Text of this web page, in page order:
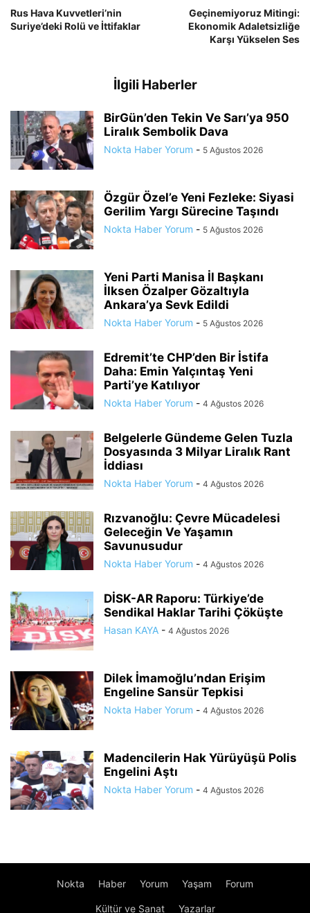
Rus Hava Kuvvetleri’nin
Suriye’deki Rolü ve İttifaklar
Geçinemiyoruz Mitingi:
Ekonomik Adaletsizliğe
Karşı Yükselen Ses
İlgili Haberler
BirGün’den Tekin Ve Sarı’ya 950
Liralık Sembolik Dava
Nokta Haber Yorum - 5 Ağustos 2026
Özgür Özel’e Yeni Fezleke: Siyasi
Gerilim Yargı Sürecine Taşındı
Nokta Haber Yorum - 5 Ağustos 2026
Yeni Parti Manisa İl Başkanı
İlksen Özalper Gözaltıyla
Ankara’ya Sevk Edildi
Nokta Haber Yorum - 5 Ağustos 2026
Edremit’te CHP’den Bir İstifa
Daha: Emin Yalçıntaş Yeni
Parti’ye Katılıyor
Nokta Haber Yorum - 4 Ağustos 2026
Belgelerle Gündeme Gelen Tuzla
Dosyasında 3 Milyar Liralık Rant
İddiası
Nokta Haber Yorum - 4 Ağustos 2026
Rızvanoğlu: Çevre Mücadelesi
Geleceğin Ve Yaşamın
Savunusudur
Nokta Haber Yorum - 4 Ağustos 2026
DİSK-AR Raporu: Türkiye’de
Sendikal Haklar Tarihi Çöküşte
Hasan KAYA - 4 Ağustos 2026
Dilek İmamoğlu’ndan Erişim
Engeline Sansür Tepkisi
Nokta Haber Yorum - 4 Ağustos 2026
Madencilerin Hak Yürüyüşü Polis
Engelini Aştı
Nokta Haber Yorum - 4 Ağustos 2026
Nokta Haber Yorum Yaşam Forum
Kültür ve Sanat Yazarlar